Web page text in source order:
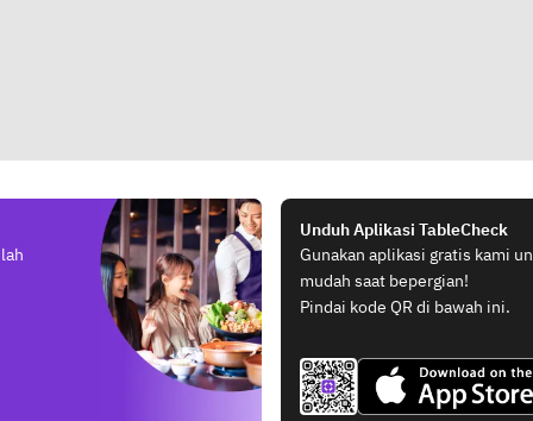
Unduh Aplikasi TableCheck
Gunakan aplikasi gratis kami
mudah saat bepergian!
Pindai kode QR di bawah ini.